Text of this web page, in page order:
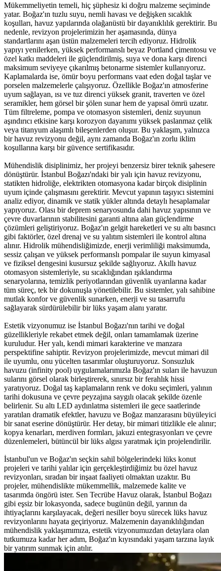
Mükemmeliyetin temeli, hiç şüphesiz ki doğru malzeme seçiminde
yatar. Boğaz'ın tuzlu suyu, nemli havası ve değişken sıcaklık
koşulları, havuz yapılarında olağanüstü bir dayanıklılık gerektirir. Bu
nedenle, revizyon projelerimizin her aşamasında, dünya
standartlarını aşan üstün malzemeleri tercih ediyoruz. Hidrolik
yapıyı yenilerken, yüksek performanslı beyaz Portland çimentosu ve
özel katkı maddeleri ile güçlendirilmiş, suya ve dona karşı direnci
maksimum seviyeye çıkarılmış betonarme sistemler kullanıyoruz.
Kaplamalarda ise, ömür boyu performans vaat eden doğal taşlar ve
porselen malzemelerle çalışıyoruz. Özellikle Boğaz'ın atmosferine
uyum sağlayan, ısı ve tuz direnci yüksek granit, traverten ve özel
seramikler, hem görsel bir şölen sunar hem de yapısal ömrü uzatır.
Tüm filtreleme, pompa ve otomasyon sistemleri, deniz suyunun
aşındırıcı etkisine karşı korozyon dayanımı yüksek paslanmaz çelik
veya titanyum alaşımlı bileşenlerden oluşur. Bu yaklaşım, yalnızca
bir havuz revizyonu değil, aynı zamanda Boğaz'ın zorlu iklim
koşullarına karşı bir güvence sertifikasıdır.
Mühendislik disiplinimiz, her projeyi benzersiz birer teknik şahesere
dönüştürür. İstanbul Boğazı'ndaki bir yalı için havuz revizyonu,
statikten hidroliğe, elektrikten otomasyona kadar birçok disiplinin
uyum içinde çalışmasını gerektirir. Mevcut yapının taşıyıcı sistemini
analiz ediyor, dinamik ve statik yükler altında detaylı hesaplamalar
yapıyoruz. Olası bir deprem senaryosunda dahi havuz yapısının ve
çevre duvarlarının stabilitesini garanti altına alan güçlendirme
çözümleri geliştiriyoruz. Boğaz'ın gelgit hareketleri ve su altı basıncı
gibi faktörler, özel drenaj ve su yalıtım sistemleri ile kontrol altına
alınır. Hidrolik mühendisliğimizde, enerji verimliliği maksimumda,
sessiz çalışan ve yüksek performanslı pompalar ile suyun kimyasal
ve fiziksel dengesini kusursuz şekilde sağlıyoruz. Akıllı havuz
otomasyon sistemleriyle, su sıcaklığından ışıklandırma
senaryolarına, temizlik periyotlarından güvenlik uyarılarına kadar
tüm süreç, tek bir dokunuşla yönetilebilir. Bu sistemler, yalı sahibine
mutlak konfor ve güvenlik sunarken, enerji ve su tasarrufu
sağlayarak sürdürülebilir bir lüks yaşam alanı yaratır.
Estetik vizyonumuz ise İstanbul Boğazı'nın tarihi ve doğal
güzellikleriyle rekabet etmek değil, onları tamamlamak üzerine
kuruludur. Her yalı, kendi mimari karakterine ve manzara
perspektifine sahiptir. Revizyon projelerimizde, mevcut mimari dil
ile uyumlu, onu yücelten tasarımlar oluşturuyoruz. Sonsuzluk
havuzu (infinity pool) uygulamalarımızla Boğaz'ın suları ile havuzun
sularını görsel olarak birleştirerek, sınırsız bir ferahlık hissi
yaratıyoruz. Doğal taş kaplamaların renk ve doku seçimleri, yalının
tarihi dokusuna ve çevre peyzajına saygılı olacak şekilde özenle
belirlenir. Su altı LED aydınlatma sistemleri ile gece saatlerinde
yaratılan dramatik efektler, havuzu ve Boğaz manzarasını büyüleyici
bir sanat eserine dönüştürür. Her detay, bir mimari titizlikle ele alınır;
kopya kenarları, merdiven formları, jakuzi entegrasyonları ve çevre
düzenlemeleri, bütüncül bir lüks algısı yaratmak için projelendirilir.
İstanbul'un ve Boğaz'ın seçkin sahil bölgelerindeki lüks konut
projeleri ve tarihi yalılar için gerçekleştirdiğimiz bu özel havuz
revizyonları, sıradan bir inşaat faaliyeti olmaktan uzaktır. Bu
projeler, mühendislikte mükemmellik, malzemede kalite ve
tasarımda öngörü ister. Sen Tecrübe Havuz olarak, İstanbul Boğazı
gibi eşsiz bir lokasyonda, sadece bugünün değil, yarının da
ihtiyaçlarını karşılayacak, değeri nesiller boyu sürecek lüks havuz
revizyonlarını hayata geçiriyoruz. Malzemenin dayanıklılığından
mühendislik yaklaşımımıza, estetik vizyonumuzdan detaylara olan
tutkumuza kadar her adım, Boğaz'ın kıyısındaki yaşam tarzına layık
bir yatırım sunmak için atılır.